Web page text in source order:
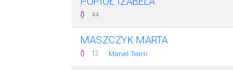
44
MASZCZYK MARTA
12 · Marvel Team